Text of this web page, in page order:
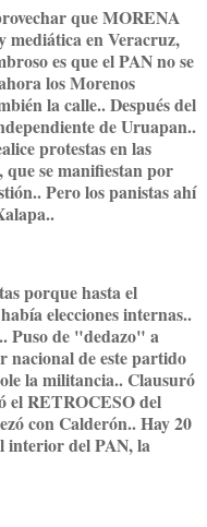
que MORENA
mediática en Veracruz,
es que el PAN no se
los Morenos
la calle.. Después del
de Uruapan..
protestas en las
se manifiestan por
Pero los panistas ahí
porque hasta el
elecciones internas..
Puso de "dedazo" a
nacional de este partido
la militancia.. Clausuró
el RETROCESO del
con Calderón.. Hay 20
interior del PAN, la